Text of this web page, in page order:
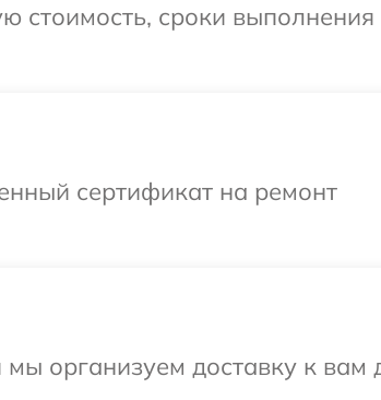
стоимость, сроки выполнения
сертификат на ремонт
организуем доставку к вам